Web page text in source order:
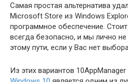
Самая простая альтернатива
Microsoft Store из Windows
программное обеспечение.
всегда безопасно, и мы лично
этому пути, если у Вас нет
Из этих вариантов 10AppManager